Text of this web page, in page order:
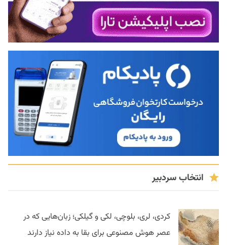
انتخاب سردبیر
کردی، لری، بلوچی، لکی و گیلکی؛ زبان‌هایی که در
عصر هوش مصنوعی برای بقا به داده نیاز دارند